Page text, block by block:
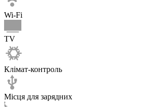
Wi-Fi
TV
Клімат-контроль
Місця для зарядних